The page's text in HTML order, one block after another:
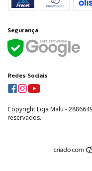
Segurança
Redes Sociais
Copyright Loja Malu -
reservados.